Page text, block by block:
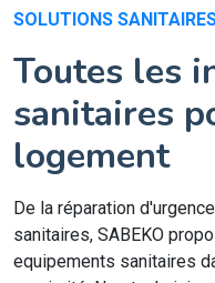
SOLUTIONS
Toutes les
sanitaires
logement
De la réparation
sanitaires, SABEKO
equipements sanitaires